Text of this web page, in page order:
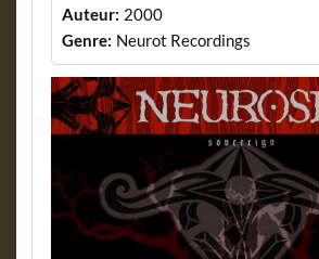
Auteur: 2000
Genre: Neurot Recordings